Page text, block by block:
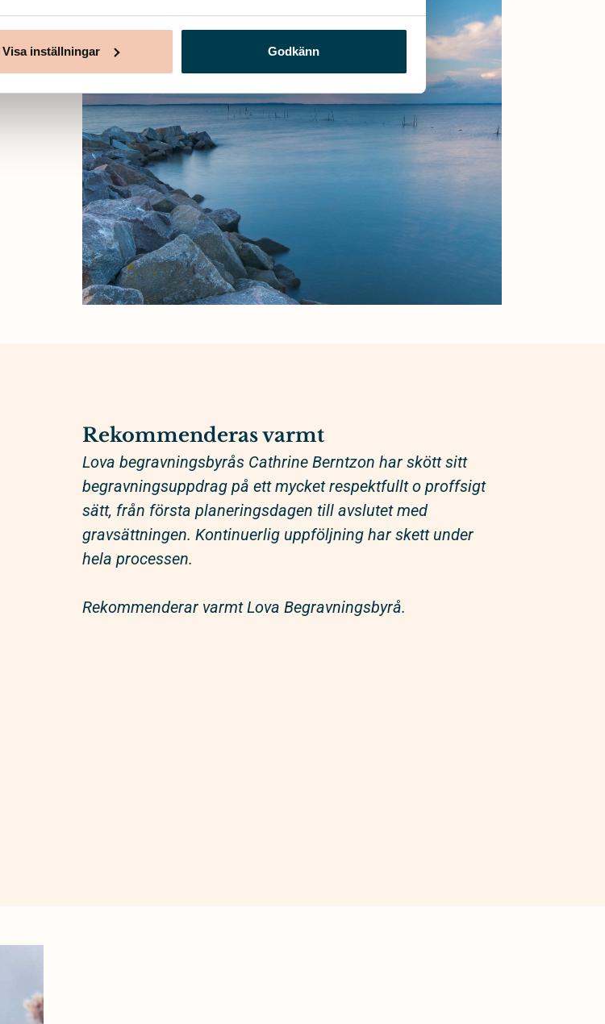
Visa inställningar Godkänn
Rekommenderas varmt
Lova begravningsbyrås Cathrine Berntzon har skött sitt
begravningsuppdrag på ett mycket respektfullt o proffsigt
sätt, från första planeringsdagen till avslutet med
gravsättningen. Kontinuerlig uppföljning har skett under
hela processen.
Rekommenderar varmt Lova Begravningsbyrå.